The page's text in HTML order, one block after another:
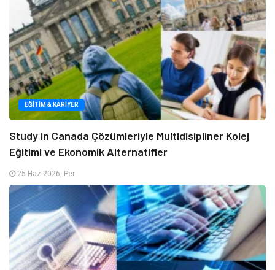
EĞITIM & KARIYER
Study in Canada Çözümleriyle Multidisipliner Kolej
Eğitimi ve Ekonomik Alternatifler
25 Haz 2026, Per